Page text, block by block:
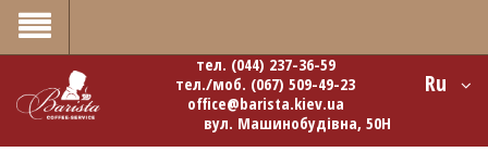
Ru
тел. (044) 237-36-59
тел./моб. (067) 509-49-23
office@barista.kiev.ua
вул. Машинобудівна, 50Н